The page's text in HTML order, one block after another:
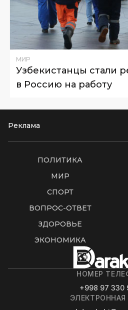
МИР
Узбекистанцы стали
в Россию на работу
Реклама
ПОЛИТИКА
МИР
СПОРТ
ВОПРОС-ОТВЕТ
ЗДОРОВЬЕ
ЭКОНОМИКА
НОМЕР
+998 97 330